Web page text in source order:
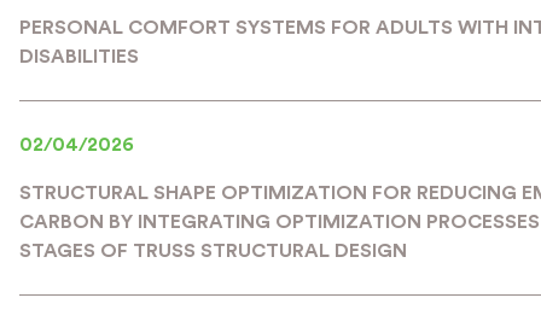
PERSONAL COMFORT SYSTEMS FOR ADULTS WITH
DISABILITIES
02/04/2026
STRUCTURAL SHAPE OPTIMIZATION FOR REDUCING
CARBON BY INTEGRATING OPTIMIZATION
STAGES OF TRUSS STRUCTURAL DESIGN